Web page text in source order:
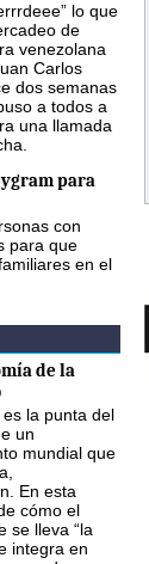
lo que
de
venezolana
Carlos
dos semanas
a todos a
una llamada
para
con
para que
en el
de la
la punta del
un
mundial que
En esta
cómo el
se lleva “la
integra en